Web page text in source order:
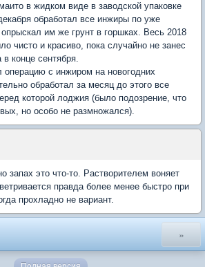
в жидком виде в заводской упаковке
обработал все инжиры по уже
им же грунт в горшках. Весь 2018
чисто и красиво, пока случайно не занес
конце сентября.
операцию с инжиром на новогодних
обработал за месяц до этого все
которой лоджия (было подозрение, что
но особо не размножался).
запах это что-то. Растворителем воняет
правда более менее быстро при
прохладно не вариант.
»